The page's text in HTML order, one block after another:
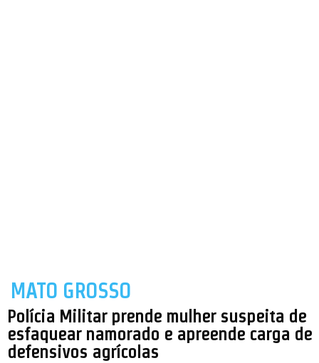
MATO GROSSO
Polícia Militar prende mulher suspeita de
esfaquear namorado e apreende carga de
defensivos agrícolas